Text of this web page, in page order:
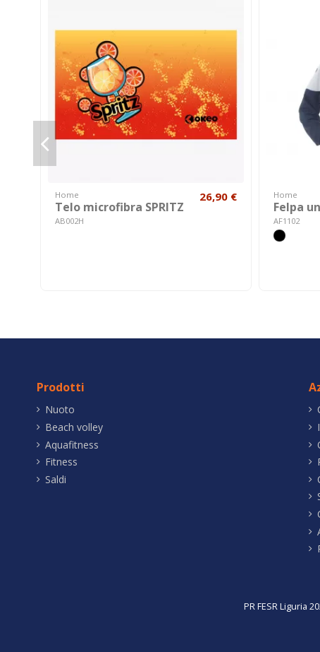
Home
Telo microfibra SPRITZ
AB002H
26,90 € Home
Felpa
AF1102
Prodotti
Nuoto
Beach volley
Aquafitness
Fitness
Saldi
PR FESR Liguria